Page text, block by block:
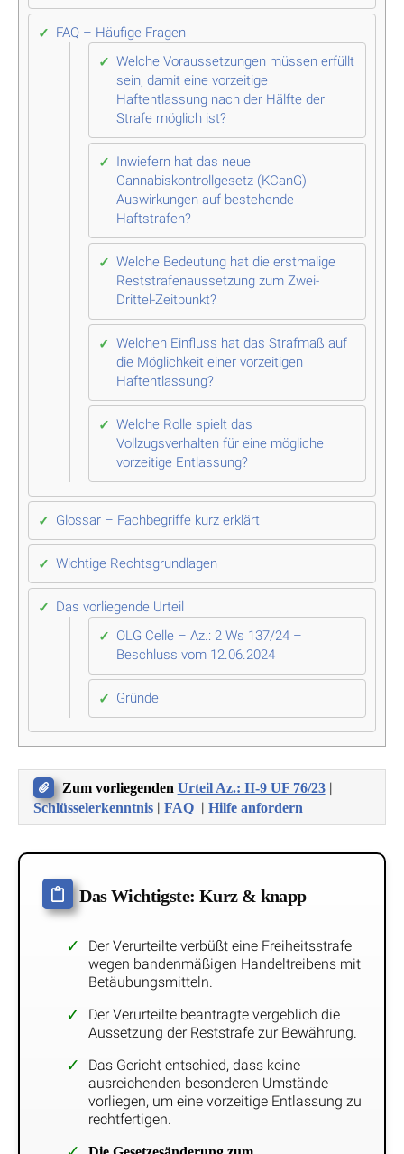
FAQ – Häufige Fragen
Welche Voraussetzungen müssen erfüllt
sein, damit eine vorzeitige
Haftentlassung nach der Hälfte der
Strafe möglich ist?
Inwiefern hat das neue
Cannabiskontrollgesetz (KCanG)
Auswirkungen auf bestehende
Haftstrafen?
Welche Bedeutung hat die erstmalige
Reststrafenaussetzung zum Zwei-
Drittel-Zeitpunkt?
Welchen Einfluss hat das Strafmaß auf
die Möglichkeit einer vorzeitigen
Haftentlassung?
Welche Rolle spielt das
Vollzugsverhalten für eine mögliche
vorzeitige Entlassung?
Glossar – Fachbegriffe kurz erklärt
Wichtige Rechtsgrundlagen
Das vorliegende Urteil
OLG Celle – Az.: 2 Ws 137/24 –
Beschluss vom 12.06.2024
Gründe
Zum vorliegenden Urteil Az.: II-9 UF 76/23|
Schlüsselerkenntnis | FAQ | Hilfe anfordern
Das Wichtigste: Kurz & knapp
Der Verurteilte verbüßt eine Freiheitsstrafe
wegen bandenmäßigen Handeltreibens mit
Betäubungsmitteln.
Der Verurteilte beantragte vergeblich die
Aussetzung der Reststrafe zur Bewährung.
Das Gericht entschied, dass keine
ausreichenden besonderen Umstände
vorliegen, um eine vorzeitige Entlassung zu
rechtfertigen.